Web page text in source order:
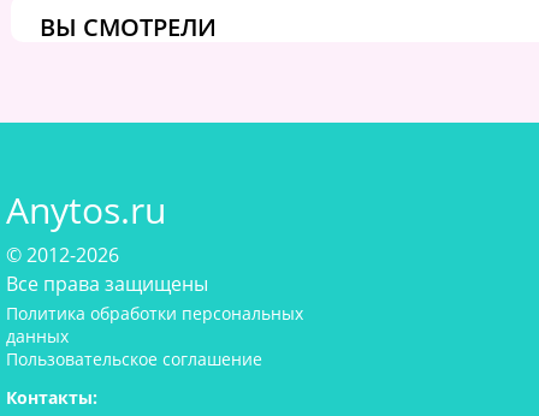
ВЫ СМОТРЕЛИ
Anytos.ru
© 2012-2026
Все права защищены
Политика обработки персональных
данных
Пользовательское соглашение
Контакты: